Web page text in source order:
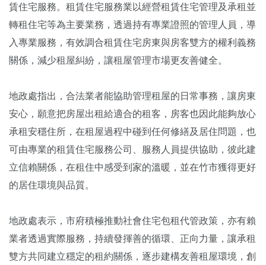
賃住宅服務。租賃住宅服務業以經營租賃住宅管理及承租並
轉租住宅等為主要業務，透過持有專業證照的管理人員，導
入專業服務，有效調合租賃住宅房東與房客雙方的權利義務
關係，減少租屋糾紛，讓租屋管理市場更友善健全。
地政處指出，合法業者能協助管理租屋的日常事務，讓房東
安心，願意把房屋出租給適合的租客，房客也因此能夠放心
承租安穩住所，在租屋過程中碰到任何修繕及居住問題，也
可由專業的租賃住宅服務公司、服務人員提供協助，彼此建
立信賴關係，在租住中感受到家的溫暖，並在竹市獲得更好
的居住環境與品質。
地政處表示，市府積極推動社會住宅包租代管政策，亦有賴
業者透過實際服務，持續發揮善的循環、正向力量，讓承租
雙方共同建立穩定的租約關係，逐步建構友善租屋環境，創